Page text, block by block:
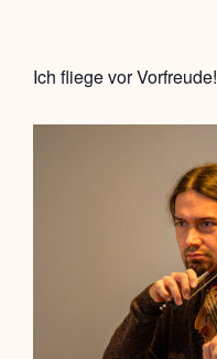
Ich fliege vor Vorfreude!